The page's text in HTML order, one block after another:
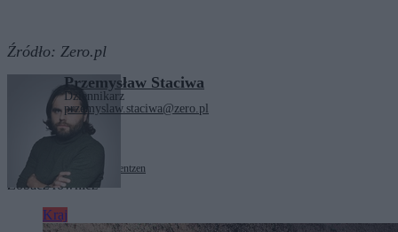
Źródło: Zero.pl
Przemysław Staciwa
Dziennikarz
przemyslaw.staciwa@zero.pl
Tagi: Sławomir Mentzen
Zobacz również
Kraj